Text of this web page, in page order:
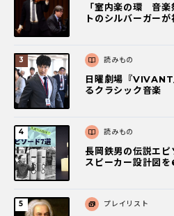
「室内楽の環 音楽
トのシルバーガー
読みもの
日曜劇場『VIVANT
るクラシック音楽
読みもの
長岡鉄男の伝説エピ
スピーカー設計図
プレイリスト